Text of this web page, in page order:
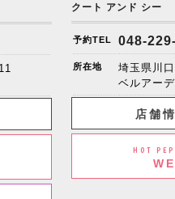
クート アンド シー
予約TEL 048-
所在地
埼玉県川
ベルアー
店舗
HOT